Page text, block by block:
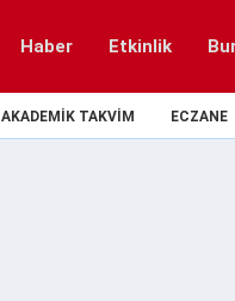
Haber Etkinlik
AKADEMIK TAKVIM ECZANE